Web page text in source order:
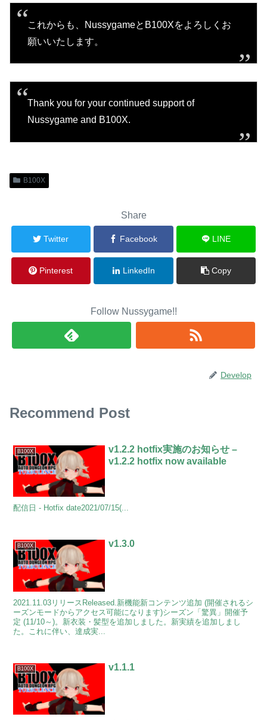
これからも、NussygameとB100Xをよろしくお
願いいたします。
Thank you for your continued support of
Nussygame and B100X.
B100X
Share
Twitter Facebook LINE
Pinterest LinkedIn Copy
Follow Nussygame!!
Develop
Recommend Post
B100X
v1.2.2 hotfix実施のお知らせ –
v1.2.2 hotfix now available
配信日 - Hotfix date2021/07/15(...
B100X v1.3.0
2021.11.03リリースReleased.新機能新コンテンツ追加 (開催されるシ
ーズンモードからアクセス可能になります)シーズン「驚異」開催予
定 (11/10～)。新衣装・髪型を追加しました。新実績を追加しまし
た。これに伴い、達成実...
B100X v1.1.1